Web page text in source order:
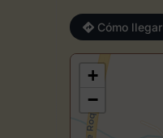
Cómo llegar
+
−